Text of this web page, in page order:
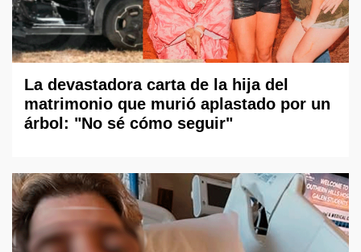
La devastadora carta de la hija del
matrimonio que murió aplastado por un
árbol: "No sé cómo seguir"